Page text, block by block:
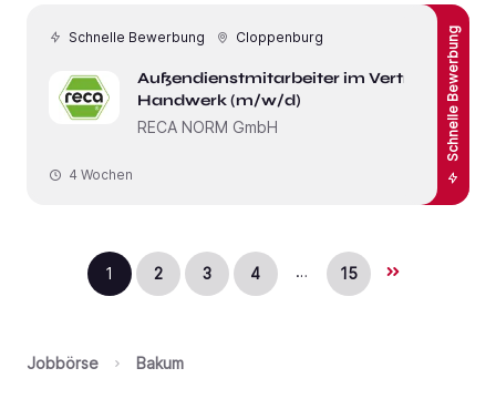
Schnelle Bewerbung Cloppenburg
Außendienstmitarbeiter im Vertrieb
Handwerk (m/w/d)
RECA NORM GmbH
Schnelle Bewerbung
4 Wochen
1 2 3 4 … 15
Jobbörse Bakum